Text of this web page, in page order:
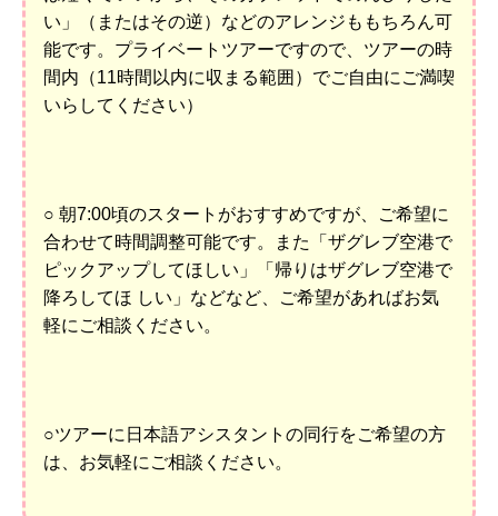
い」（またはその逆）などのアレンジももちろん可
能です。プライベートツアーですので、ツアーの時
間内（11時間以内に収まる範囲）でご自由にご満喫
いらしてください）
○ 朝7:00頃のスタートがおすすめですが、ご希望に
合わせて時間調整可能です。また「ザグレブ空港で
ピックアップしてほしい」「帰りはザグレブ空港で
降ろしてほ しい」などなど、ご希望があればお気
軽にご相談ください。
○ツアーに日本語アシスタントの同行をご希望の方
は、お気軽にご相談ください。